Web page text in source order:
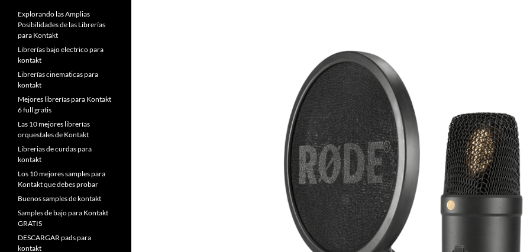
Explorando las Amplias
Posibilidades de las Librerías
para Kontakt
Librerías bajo electrico para
kontakt
Librerías cinematicas para
kontakt
Mejores librerías para Kontakt
6 full gratis
Las 10 mejores librerías
orquestales de Kontakt
Librerias de curdas para
kontakt
Los 10 mejores samples para
Kontakt que debes probar
Buenos samples de kontakt
Samples de bajo para Kontakt
GRATIS
DESCARGAR pads para
kontakt